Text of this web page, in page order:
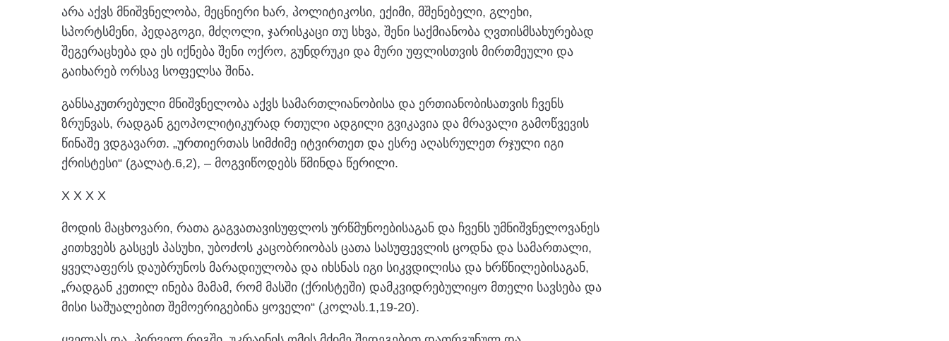
არა აქვს მნიშვნელობა, მეცნიერი ხარ, პოლიტიკოსი, ექიმი, მშენებელი, გლეხი,
სპორტსმენი, პედაგოგი, მძღოლი, ჯარისკაცი თუ სხვა, შენი საქმიანობა ღვთისმსახურებად
შეგერაცხება და ეს იქნება შენი ოქრო, გუნდრუკი და მური უფლისთვის მირთმეული და
გაიხარებ ორსავ სოფელსა შინა.
განსაკუთრებული მნიშვნელობა აქვს სამართლიანობისა და ერთიანობისათვის ჩვენს
ზრუნვას, რადგან გეოპოლიტიკურად რთული ადგილი გვიკავია და მრავალი გამოწვევის
წინაშე ვდგავართ. „ურთიერთას სიმძიმე იტვირთეთ და ესრე აღასრულეთ რჯული იგი
ქრისტესი“ (გალატ.6,2), – მოგვიწოდებს წმინდა წერილი.
X X X X
მოდის მაცხოვარი, რათა გაგვათავისუფლოს ურწმუნოებისაგან და ჩვენს უმნიშვნელოვანეს
კითხვებს გასცეს პასუხი, უბოძოს კაცობრიობას ცათა სასუფევლის ცოდნა და სამართალი,
ყველაფერს დაუბრუნოს მარადიულობა და იხსნას იგი სიკვდილისა და ხრწნილებისაგან,
„რადგან კეთილ ინება მამამ, რომ მასში (ქრისტეში) დამკვიდრებულიყო მთელი სავსება და
მისი საშუალებით შემოერიგებინა ყოველი“ (კოლას.1,19-20).